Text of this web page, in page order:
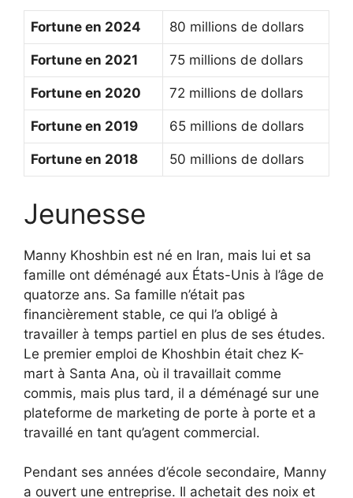
Fortune en 2024 80 millions de dollars
Fortune en 2021 75 millions de dollars
Fortune en 2020 72 millions de dollars
Fortune en 2019 65 millions de dollars
Fortune en 2018 50 millions de dollars
Jeunesse
Manny Khoshbin est né en Iran, mais lui et sa
famille ont déménagé aux États-Unis à l’âge de
quatorze ans. Sa famille n’était pas
financièrement stable, ce qui l’a obligé à
travailler à temps partiel en plus de ses études.
Le premier emploi de Khoshbin était chez K-
mart à Santa Ana, où il travaillait comme
commis, mais plus tard, il a déménagé sur une
plateforme de marketing de porte à porte et a
travaillé en tant qu’agent commercial.
Pendant ses années d’école secondaire, Manny
a ouvert une entreprise. Il achetait des noix et